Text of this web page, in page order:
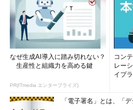
Statspackなど
Instance shutdown
cancelled
データベース
行われたが、
いたなどの理
ずにキャンセル
メッセージが
ンセルされたと
スが「
この対処は、シ
なぜ生成AI導入に踏み切れない？
生産性と組織力を高める鍵
PR(ITmedia エンタープライズ)
コン
レー
イプ
「電子署名」とは、「